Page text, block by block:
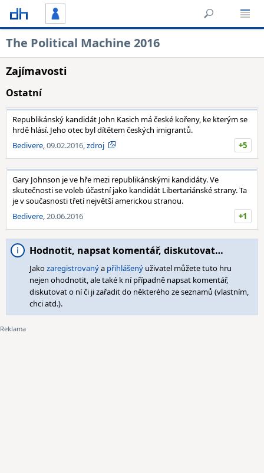
The Political Machine 2016
Zajímavosti
Ostatní
Republikánský kandidát John Kasich má české kořeny, ke kterým se
hrdě hlásí. Jeho otec byl dítětem českých imigrantů.
Bedivere,09.02.2016,zdroj +5
Gary Johnson je ve hře mezi republikánskými kandidáty. Ve
skutečnosti se voleb účastní jako kandidát Libertariánské strany. Ta
je v současnosti třetí největší americkou stranou.
Bedivere,20.06.2016 +1
Hodnotit, napsat komentář, diskutovat…
Jakozaregistrovanýa přihlášený uživatel můžete tuto hru
nejen ohodnotit, ale také k ní případně napsat komentář,
diskutovat o ní či ji zařadit do některého ze seznamů (vlastním,
chci atd.).